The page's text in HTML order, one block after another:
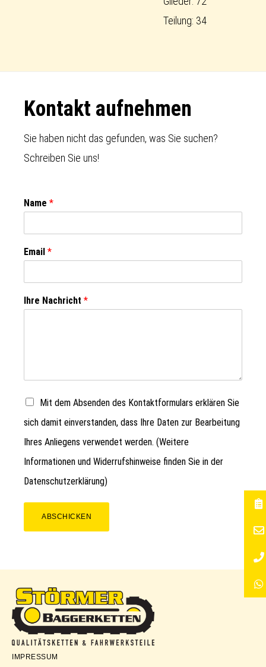
Teilung: 34
Footer
Kontakt aufnehmen
Sie haben nicht das gefunden, was Sie suchen?
Schreiben Sie uns!
Name *
Email *
Ihre Nachricht *
Mit dem Absenden des Kontaktformulars erklären Sie
sich damit einverstanden, dass Ihre Daten zur Bearbeitung
Ihres Anliegens verwendet werden. (Weitere
Informationen und Widerrufshinweise finden Sie in der
Datenschutzerklärung)
ABSCHICKEN
Störmer
IMPRESSUM